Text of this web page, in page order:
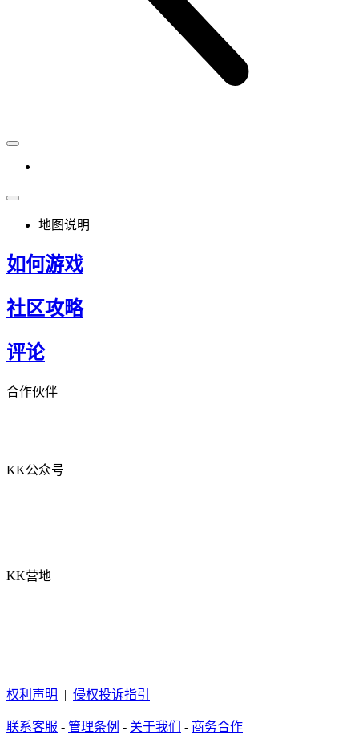
地图说明
如何游戏
社区攻略
评论
合作伙伴
KK公众号
KK营地
权利声明 | 侵权投诉指引
联系客服 - 管理条例 - 关于我们 - 商务合作